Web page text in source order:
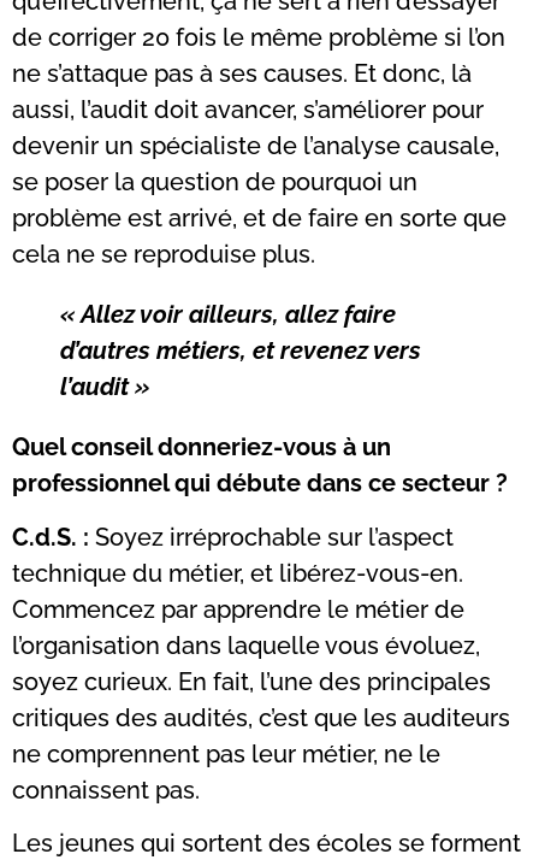
de corriger 20 fois le même problème si l’on
ne s’attaque pas à ses causes. Et donc, là
aussi, l’audit doit avancer, s’améliorer pour
devenir un spécialiste de l’analyse causale,
se poser la question de pourquoi un
problème est arrivé, et de faire en sorte que
cela ne se reproduise plus.
« Allez voir ailleurs, allez faire
d’autres métiers, et revenez vers
l’audit »
Quel conseil donneriez-vous à un
professionnel qui débute dans ce secteur ?
C.d.S. : Soyez irréprochable sur l’aspect
technique du métier, et libérez-vous-en.
Commencez par apprendre le métier de
l’organisation dans laquelle vous évoluez,
soyez curieux. En fait, l’une des principales
critiques des audités, c’est que les auditeurs
ne comprennent pas leur métier, ne le
connaissent pas.
Les jeunes qui sortent des écoles se forment